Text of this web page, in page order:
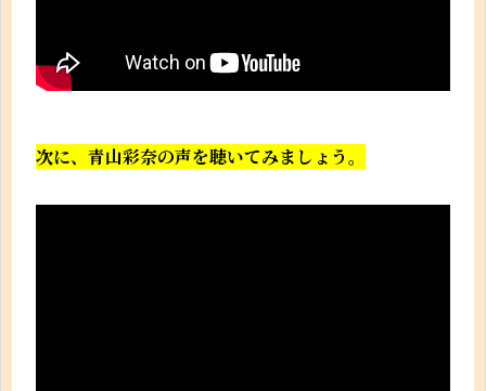
次に、青山彩奈の声を聴いてみましょう。